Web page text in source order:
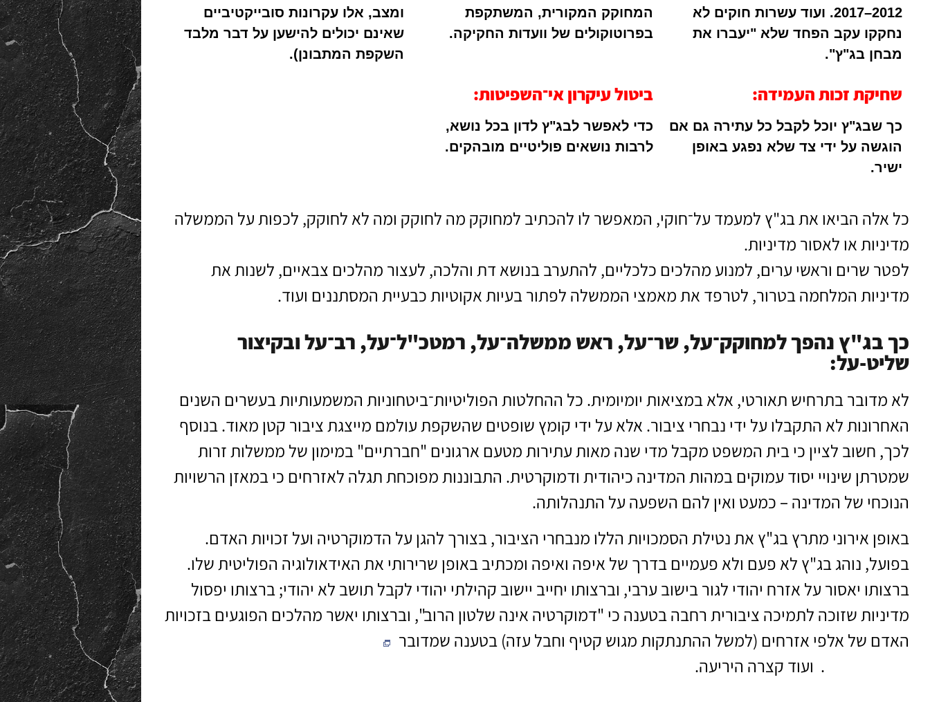
2012–2017. ועוד עשרות חוקים לא
נחקקו עקב הפחד שלא "יעברו את
מבחן בג"ץ".
המחוקק המקורית, המשתקפת
בפרוטוקולים של וועדות החקיקה.
ומצב, אלו עקרונות סובייקטיביים
שאינם יכולים להישען על דבר מלבד
השקפת המתבונן).
שחיקת זכות העמידה:
כך שבג"ץ יוכל לקבל כל עתירה גם אם
הוגשה על ידי צד שלא נפגע באופן
ישיר.
ביטול עיקרון אי־השפיטות:
כדי לאפשר לבג"ץ לדון בכל נושא,
לרבות נושאים פוליטיים מובהקים.
כל אלה הביאו את בג"ץ למעמד על־חוקי, המאפשר לו להכתיב למחוקק מה לחוקק ומה לא לחוקק, לכפות על הממשלה
מדיניות או לאסור מדיניות.
לפטר שרים וראשי ערים, למנוע מהלכים כלכליים, להתערב בנושא דת והלכה, לעצור מהלכים צבאיים, לשנות את
מדיניות המלחמה בטרור, לטרפד את מאמצי הממשלה לפתור בעיות אקוטיות כבעיית המסתננים ועוד.
כך בג"ץ נהפך למחוקק־על, שר־על, ראש ממשלה־על, רמטכ"ל־על, רב־על ובקיצור
שליט-על:
לא מדובר בתרחיש תאורטי, אלא במציאות יומיומית. כל ההחלטות הפוליטיות־ביטחוניות המשמעותיות בעשרים השנים
האחרונות לא התקבלו על ידי נבחרי ציבור. אלא על ידי קומץ שופטים שהשקפת עולמם מייצגת ציבור קטן מאוד. בנוסף
לכך, חשוב לציין כי בית המשפט מקבל מדי שנה מאות עתירות מטעם ארגונים "חברתיים" במימון של ממשלות זרות
שמטרתן שינויי יסוד עמוקים במהות המדינה כיהודית ודמוקרטית. התבוננות מפוכחת תגלה לאזרחים כי במאזן הרשויות
הנוכחי של המדינה – כמעט ואין להם השפעה על התנהלותה.
באופן אירוני מתרץ בג"ץ את נטילת הסמכויות הללו מנבחרי הציבור, בצורך להגן על הדמוקרטיה ועל זכויות האדם.
בפועל, נוהג בג"ץ לא פעם ולא פעמיים בדרך של איפה ואיפה ומכתיב באופן שרירותי את האידאולוגיה הפוליטית שלו.
ברצותו יאסור על אזרח יהודי לגור בישוב ערבי, וברצותו יחייב יישוב קהילתי יהודי לקבל תושב לא יהודי; ברצותו יפסול
מדיניות שזוכה לתמיכה ציבורית רחבה בטענה כי "דמוקרטיה אינה שלטון הרוב", וברצותו יאשר מהלכים הפוגעים בזכויות
האדם של אלפי אזרחים (למשל ההתנתקות מגוש קטיף וחבל עזה) בטענה שמדובר
. ועוד קצרה היריעה.